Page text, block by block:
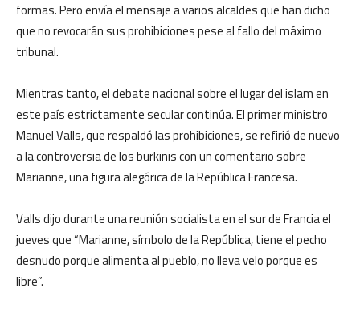
formas. Pero envía el mensaje a varios alcaldes que han dicho
que no revocarán sus prohibiciones pese al fallo del máximo
tribunal.
Mientras tanto, el debate nacional sobre el lugar del islam en
este país estrictamente secular continúa. El primer ministro
Manuel Valls, que respaldó las prohibiciones, se refirió de nuevo
a la controversia de los burkinis con un comentario sobre
Marianne, una figura alegórica de la República Francesa.
Valls dijo durante una reunión socialista en el sur de Francia el
jueves que “Marianne, símbolo de la República, tiene el pecho
desnudo porque alimenta al pueblo, no lleva velo porque es
libre”.